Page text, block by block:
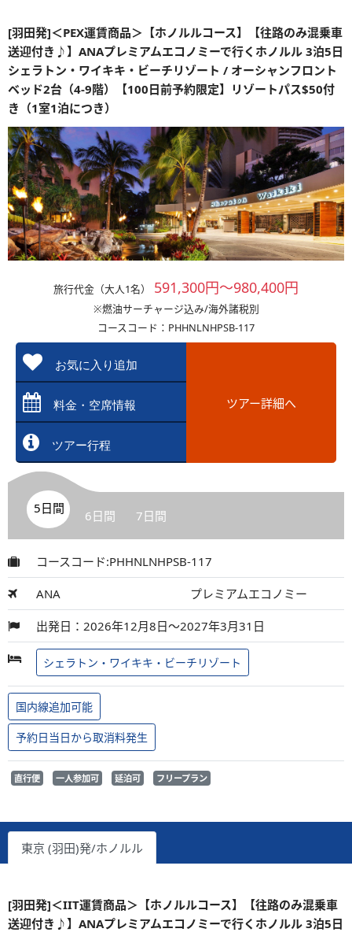
[羽田発]＜PEX運賃商品＞【ホノルルコース】【往路のみ混乗車
送迎付き♪】ANAプレミアムエコノミーで行くホノルル 3泊5日
シェラトン・ワイキキ・ビーチリゾート / オーシャンフロント
ベッド2台（4-9階）【100日前予約限定】リゾートパス$50付
き（1室1泊につき）
旅行代金（大人1名） 591,300円～980,400円
※燃油サーチャージ込み/海外諸税別
コースコード：PHHNLNHPSB-117
お気に入り追加
料金・空席情報
ツアー行程
ツアー詳細へ
5日間 6日間 7日間
コースコード:PHHNLNHPSB-117
ANA プレミアムエコノミー
出発日：2026年12月8日～2027年3月31日
シェラトン・ワイキキ・ビーチリゾート
国内線追加可能
予約日当日から取消料発生
直行便 一人参加可 延泊可 フリープラン
東京 (羽田)発/ホノルル
[羽田発]＜IIT運賃商品＞【ホノルルコース】【往路のみ混乗車
送迎付き♪】ANAプレミアムエコノミーで行くホノルル 3泊5日